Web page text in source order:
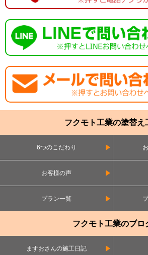
フクモト工業の塗替え
6つのこだわり
お客様の声
プラン一覧
フクモト工業のブロ
ますおさんの施工日記